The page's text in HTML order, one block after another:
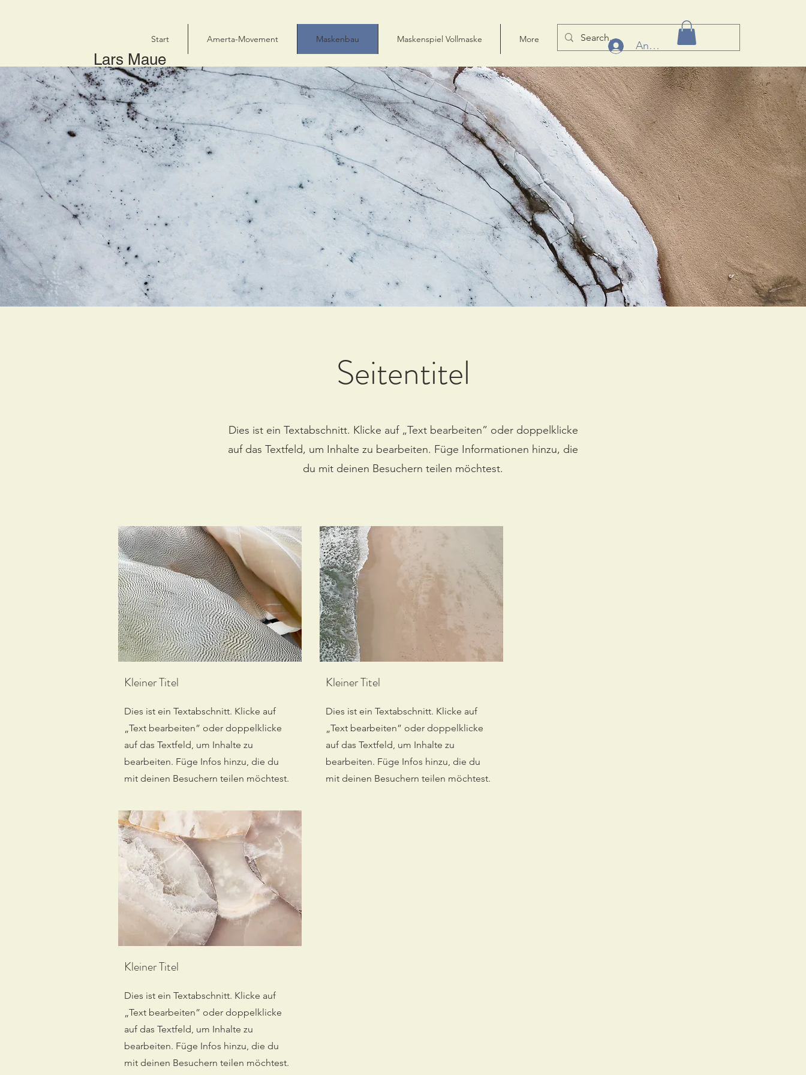
Start Amerta-Movement Maskenbau Maskenspiel Vollmaske More
Lars Maue
Anmelden
Seitentitel
Dies ist ein Textabschnitt. Klicke auf „Text bearbeiten” oder doppelklicke
auf das Textfeld, um Inhalte zu bearbeiten. Füge Informationen hinzu, die
du mit deinen Besuchern teilen möchtest.
Kleiner Titel
Dies ist ein Textabschnitt. Klicke auf
„Text bearbeiten” oder doppelklicke
auf das Textfeld, um Inhalte zu
bearbeiten. Füge Infos hinzu, die du
mit deinen Besuchern teilen möchtest.
Kleiner Titel
Dies ist ein Textabschnitt. Klicke auf
„Text bearbeiten” oder doppelklicke
auf das Textfeld, um Inhalte zu
bearbeiten. Füge Infos hinzu, die du
mit deinen Besuchern teilen möchtest.
Kleiner Titel
Dies ist ein Textabschnitt. Klicke auf
„Text bearbeiten” oder doppelklicke
auf das Textfeld, um Inhalte zu
bearbeiten. Füge Infos hinzu, die du
mit deinen Besuchern teilen möchtest.